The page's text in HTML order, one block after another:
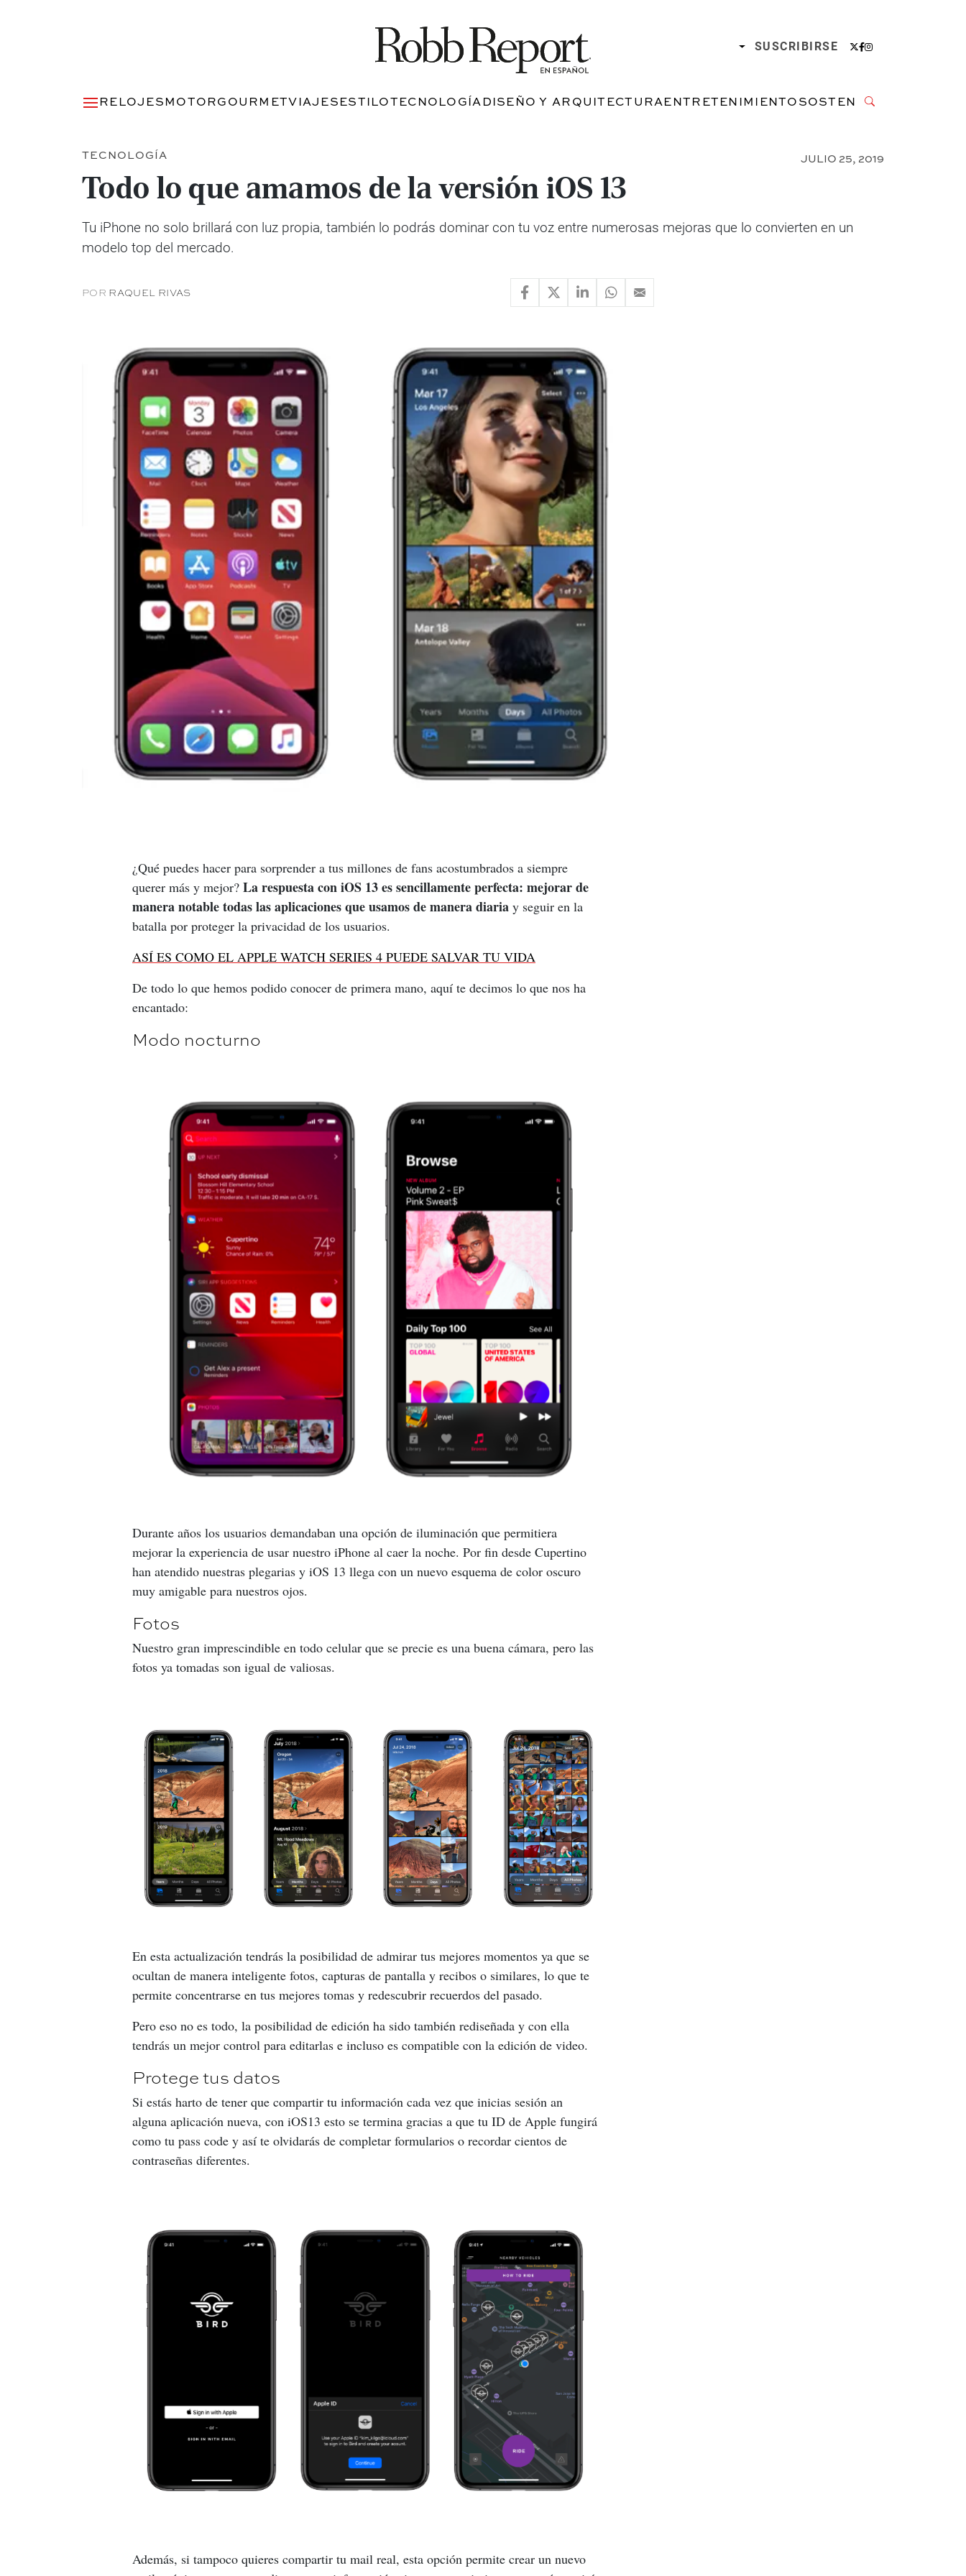
SUSCRIBIRSE
RELOJESMOTORGOURMETVIAJESESTILOTECNOLOGÍADISEÑO Y ARQUITECTURAENTRETENIMIENTOSOSTENIBILIDAD
TECNOLOGÍA JULIO 25, 2019
Todo lo que amamos de la versión iOS 13
Tu iPhone no solo brillará con luz propia, también lo podrás dominar con tu voz entre numerosas mejoras que lo convierten en un
modelo top del mercado.
POR RAQUEL RIVAS
¿Qué puedes hacer para sorprender a tus millones de fans acostumbrados a siempre
querer más y mejor? La respuesta con iOS 13 es sencillamente perfecta: mejorar de
manera notable todas las aplicaciones que usamos de manera diaria y seguir en la
batalla por proteger la privacidad de los usuarios.
ASÍ ES COMO EL APPLE WATCH SERIES 4 PUEDE SALVAR TU VIDA
De todo lo que hemos podido conocer de primera mano, aquí te decimos lo que nos ha
encantado:
Modo nocturno
Durante años los usuarios demandaban una opción de iluminación que permitiera
mejorar la experiencia de usar nuestro iPhone al caer la noche. Por fin desde Cupertino
han atendido nuestras plegarias y iOS 13 llega con un nuevo esquema de color oscuro
muy amigable para nuestros ojos.
Fotos
Nuestro gran imprescindible en todo celular que se precie es una buena cámara, pero las
fotos ya tomadas son igual de valiosas.
En esta actualización tendrás la posibilidad de admirar tus mejores momentos ya que se
ocultan de manera inteligente fotos, capturas de pantalla y recibos o similares, lo que te
permite concentrarse en tus mejores tomas y redescubrir recuerdos del pasado.
Pero eso no es todo, la posibilidad de edición ha sido también rediseñada y con ella
tendrás un mejor control para editarlas e incluso es compatible con la edición de video.
Protege tus datos
Si estás harto de tener que compartir tu información cada vez que inicias sesión an
alguna aplicación nueva, con iOS13 esto se termina gracias a que tu ID de Apple fungirá
como tu pass code y así te olvidarás de completar formularios o recordar cientos de
contraseñas diferentes.
Además, si tampoco quieres compartir tu mail real, esta opción permite crear un nuevo